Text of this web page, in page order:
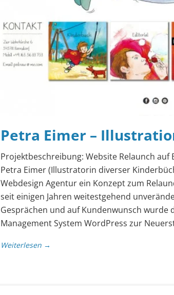
Petra Eimer –
Projektbeschreibung: Website Relaunch auf
Petra Eimer (Illustratorin diverser
Webdesign Agentur ein Konzept zum
seit einigen Jahren weitestgehend
Gesprächen und auf Kundenwunsch wurde
Management System WordPress zur
Weiterlesen →